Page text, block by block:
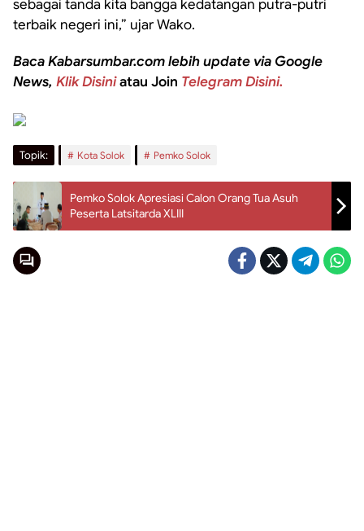
sebagai tanda kita bangga kedatangan putra-putri
terbaik negeri ini,” ujar Wako.
Baca Kabarsumbar.com lebih update via Google
News, Klik Disiniatau Join Telegram Disini.
Topik: Kota Solok Pemko Solok
Pemko Solok Apresiasi Calon Orang Tua Asuh
Peserta Latsitarda XLIII